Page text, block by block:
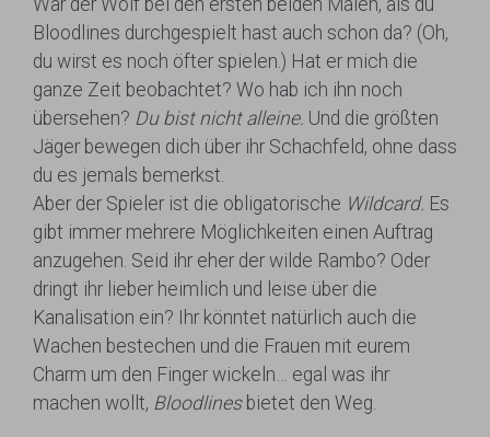
War der Wolf bei den ersten beiden Malen, als du
Bloodlines durchgespielt hast auch schon da? (Oh,
du wirst es noch öfter spielen.) Hat er mich die
ganze Zeit beobachtet? Wo hab ich ihn noch
übersehen? Du bist nicht alleine. Und die größten
Jäger bewegen dich über ihr Schachfeld, ohne dass
du es jemals bemerkst.
Aber der Spieler ist die obligatorische Wildcard. Es
gibt immer mehrere Möglichkeiten einen Auftrag
anzugehen. Seid ihr eher der wilde Rambo? Oder
dringt ihr lieber heimlich und leise über die
Kanalisation ein? Ihr könntet natürlich auch die
Wachen bestechen und die Frauen mit eurem
Charm um den Finger wickeln… egal was ihr
machen wollt, Bloodlinesbietet den Weg.